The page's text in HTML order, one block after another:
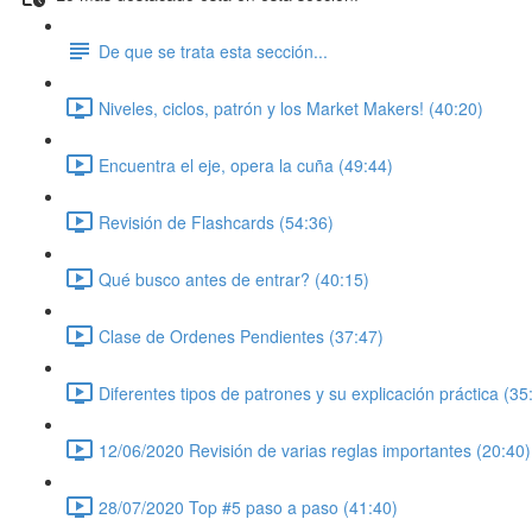
De que se trata esta sección...
Niveles, ciclos, patrón y los Market Makers! (40:20)
Encuentra el eje, opera la cuña (49:44)
Revisión de Flashcards (54:36)
Qué busco antes de entrar? (40:15)
Clase de Ordenes Pendientes (37:47)
Diferentes tipos de patrones y su explicación práctica
12/06/2020 Revisión de varias reglas importantes (20:40)
28/07/2020 Top #5 paso a paso (41:40)